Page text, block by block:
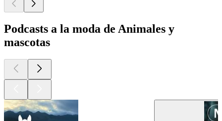
Podcasts a la moda de Animales y
mascotas